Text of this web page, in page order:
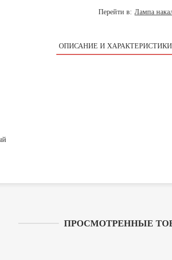
Перейти в: Лампа
ОПИСАНИЕ И
ПРОСМОТРЕННЫЕ